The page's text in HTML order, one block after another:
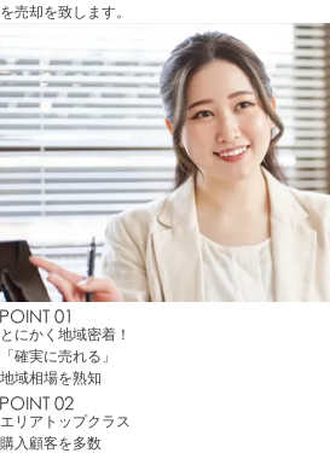
を売却を致します。
とにかく地域密着！
「確実に売れる」
地域相場を熟知
エリアトップクラス
購入顧客を多数